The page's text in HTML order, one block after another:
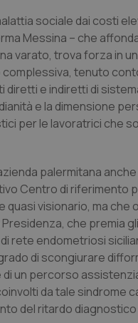
sociale dai costi
Messina – che
varato, trova forza in
tenuto
e indiretti di
e la dimensione
per le lavoratrici che
palermitana
Centro di riferimento
quasi visionario, ma che
che premia
rete endometriosi
di scongiurare
un percorso
da tale sindrome
del ritardo